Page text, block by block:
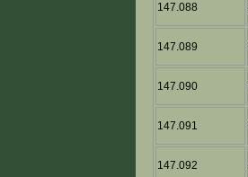
147.088
147.089
147.090
147.091
147.092